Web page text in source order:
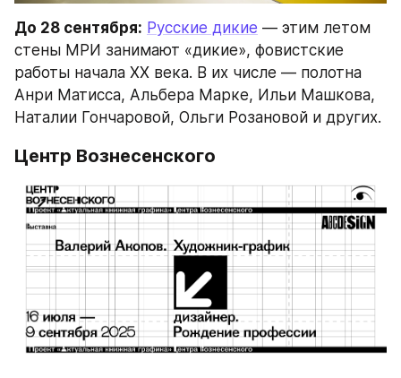
До 28 сентября: Русские дикие — этим летом
стены МРИ занимают «дикие», фовистские
работы начала XX века. В их числе — полотна
Анри Матисса, Альбера Марке, Ильи Машкова,
Наталии Гончаровой, Ольги Розановой и других.
Центр Вознесенского